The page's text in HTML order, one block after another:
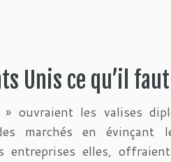
Unis ce qu’il
ouvraient les valises
marchés en évinçant
entreprises elles,